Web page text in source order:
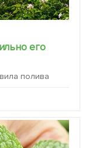
его
полива